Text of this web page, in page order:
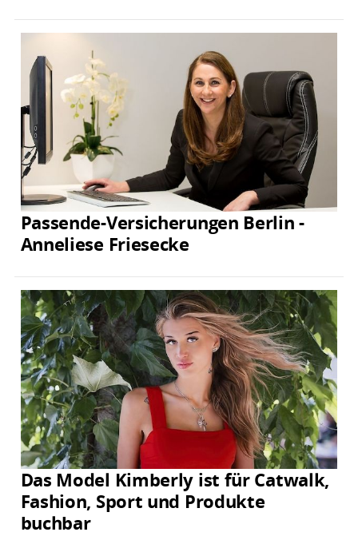
Passende-Versicherungen Berlin -
Anneliese Friesecke
Das Model Kimberly ist für Catwalk,
Fashion, Sport und Produkte
buchbar